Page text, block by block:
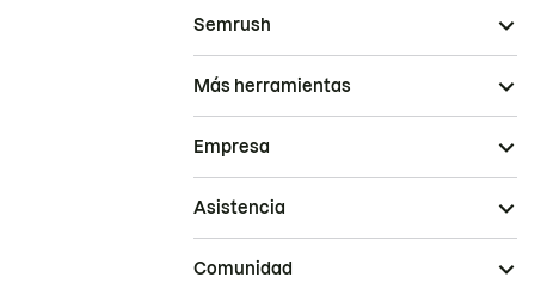
Semrush
Más herramientas
Empresa
Asistencia
Comunidad